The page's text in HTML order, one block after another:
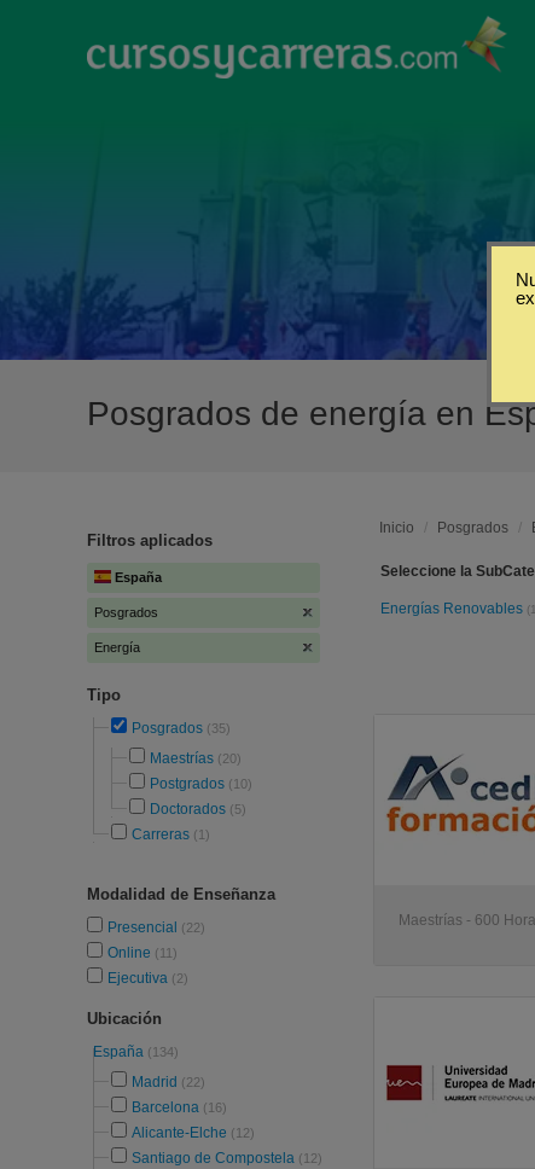
Posgrados de energía en
Filtros aplicados
España
Posgrados
Energía
Tipo
Posgrados (35)
Maestrías (20)
Postgrados (10)
Doctorados (5)
Carreras (1)
Modalidad de Enseñanza
Presencial (22)
Online (11)
Ejecutiva (2)
Ubicación
España (134)
Madrid (22)
Barcelona (16)
Alicante-Elche (12)
Santiago de Compostela (12)
Inicio / Posgrados /
Seleccione la
Energías Renovables
Maestrías - 600